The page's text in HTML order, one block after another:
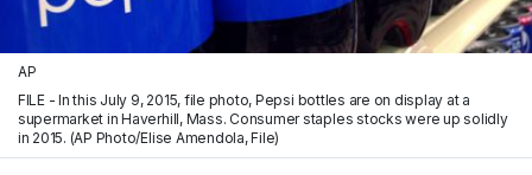
AP
FILE - In this July 9, 2015, file photo, Pepsi bottles are on display at a
supermarket in Haverhill, Mass. Consumer staples stocks were up solidly
in 2015. (AP Photo/Elise Amendola, File)